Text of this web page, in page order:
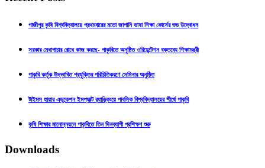
গাজীপুর কৃষি বিশ্ববিদ্যালয়ে প্রথমবারের মতো জাপানি ভাষা শিক্ষা কোর্সের শুভ উদ্বোধন
সরকার মেধাপাচার রোধে কাজ করছে- গাকৃবিতে অনুষ্ঠিত ওরিয়েন্টেশন বক্তব্যে শিক্ষামন্ত্রী
গাকৃবি কর্তৃক উদ্ভাবিত প্রযুক্তির পরিচিতিকরণে সেমিনার অনুষ্ঠিত
টাইমস হায়ার এডুকেশন ইমপ্যাক্ট র‍্যাঙ্কিংয়ে পাবলিক বিশ্ববিদ্যালয়ের শীর্ষে গাকৃবি
কৃষি শিক্ষার মানোন্নয়নে গাকৃবিতে তিন দিনব্যাপী প্রশিক্ষণ শুরু
Downloads